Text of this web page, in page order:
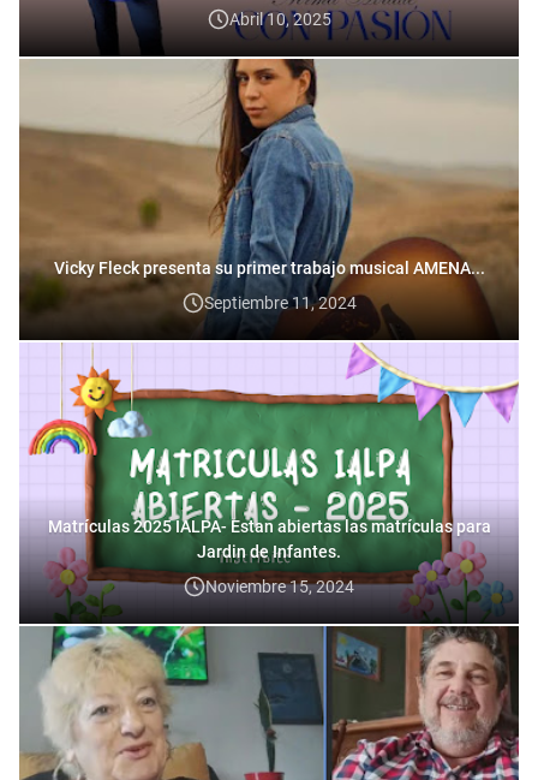
Abril 10, 2025
Vicky Fleck presenta su primer trabajo musical AMENA...
Septiembre 11, 2024
Matrículas 2025 IALPA- Estan abiertas las matrículas para
Jardin de Infantes.
Noviembre 15, 2024